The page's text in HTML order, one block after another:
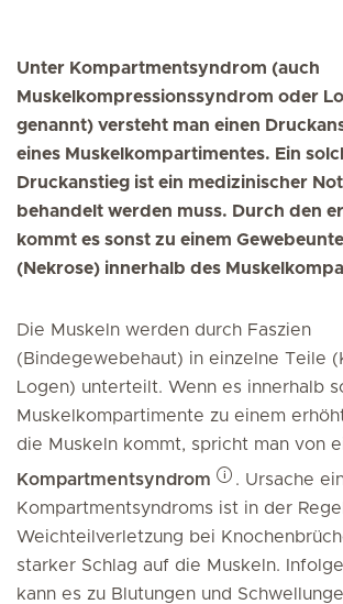
Unter Kompartmentsyndrom (auch
Muskelkompressionssyndrom oder
genannt) versteht man einen
eines Muskelkompartimentes. Ein
Druckanstieg ist ein medizinischer
behandelt werden muss. Durch den
kommt es sonst zu einem
(Nekrose) innerhalb des
Die Muskeln werden durch Faszien
(Bindegewebehaut) in einzelne Teile
Logen) unterteilt. Wenn es innerhalb
Muskelkompartimente zu einem
die Muskeln kommt, spricht man von
Kompartmentsyndrom
. Ursache
Kompartmentsyndroms ist in der
Weichteilverletzung bei
starker Schlag auf die Muskeln.
kann es zu Blutungen und